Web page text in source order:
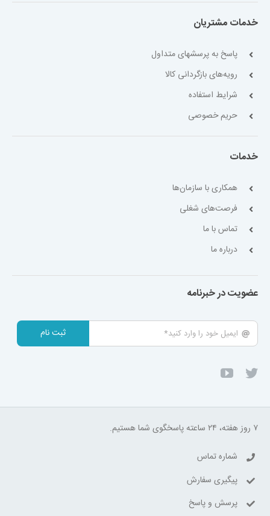
خدمات مشتریان
پاسخ به پرسشهای متداول
رویه‌های بازگردانی کالا
شرایط استفاده
حریم خصوصی
خدمات
همکاری با سازمان‌ها
فرصت‌های شغلی
تماس با ما
درباره ما
عضویت در خبرنامه
ثبت نام
۷ روز هفته، ۲۴ ساعته پاسخگوی شما هستیم.
شماره تماس
پیگیری سفارش
پرسش و پاسخ